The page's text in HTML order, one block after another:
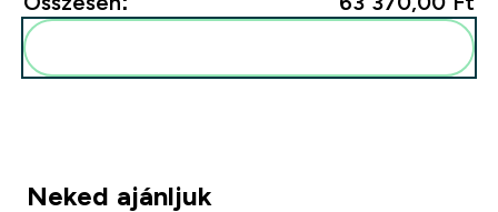
Neked ajánljuk